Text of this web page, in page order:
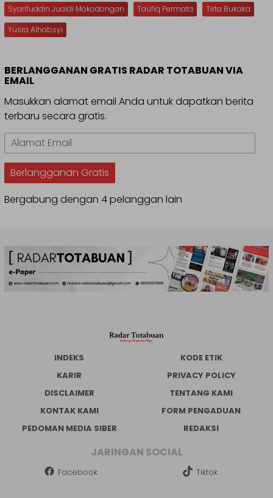
Syarifuddin Juaidi Mokodongan
Taufiq Permata
Tirta Bukaka
Yusra Alhabsyi
BERLANGGANAN GRATIS RADAR TOTABUAN VIA
EMAIL
Masukkan alamat email Anda untuk dapatkan berita
terbaru secara gratis.
Alamat
Email
Berlangganan Gratis
Bergabung dengan 4 pelanggan lain
INDEKS
KODE ETIK
KARIR
PRIVACY POLICY
DISCLAIMER
TENTANG KAMI
KONTAK KAMI
FORM PENGADUAN
PEDOMAN MEDIA SIBER
REDAKSI
JARINGAN SOCIAL
Facebook Tiktok